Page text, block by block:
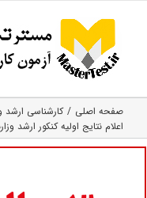
content
صفحه اصلی
کارشناسی
اعلام نتایج اولیه کنکور ارشد